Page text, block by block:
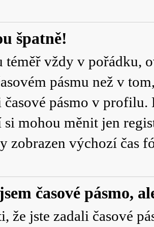
špatně!
téměř vždy v pořádku,
pásmu než v
časové pásmo v profilu.
si mohou měnit jen
zobrazen výchozí čas
časové pásmo,
že jste zadali časové